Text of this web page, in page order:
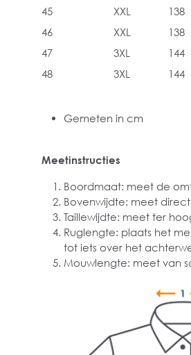
45
XXL 138
46
XXL 138
47
3XL 144
48
3XL 144
Gemeten in cm
Meetinstructies
Boordmaat: meet de
Bovenwijdte: meet
Taillewijdte: meet ter
Ruglengte: plaats het
tot iets over het
Mouwlengte: meet van